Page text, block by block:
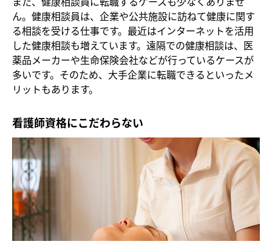
ん。健康相談員は、企業や公共施設に訪ねて健康に関す
る相談を受ける仕事です。最近はインターネットを活用
した健康相談も増えています。遠隔での健康相談は、医
薬品メーカーや生命保険会社などが行っているケースが
多いです。そのため、大手企業に転職できるといったメ
リットもあります。
看護師資格にこだわらない